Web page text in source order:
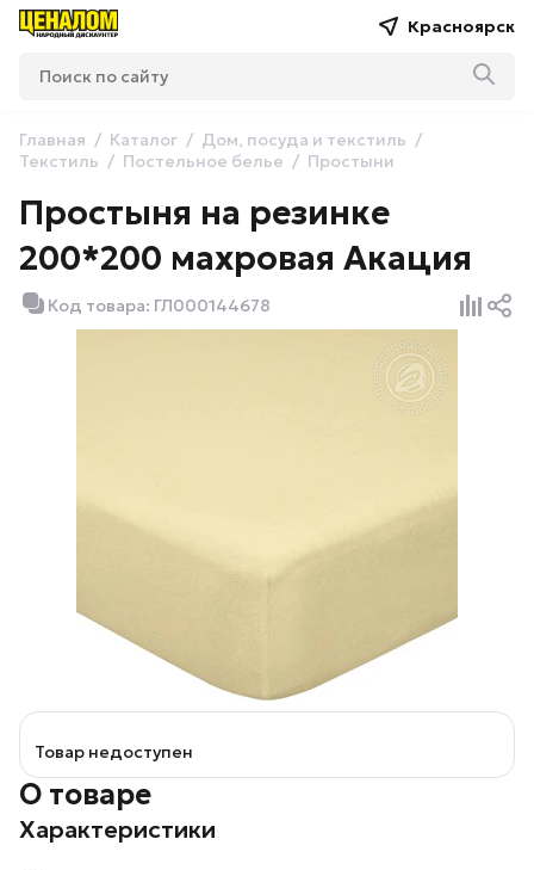
Красноярск
Главная Каталог
Дом, посуда и текстиль
Текстиль
Постельное белье Простыни
Простыня на резинке
200*200 махровая Акация
Код товара: ГЛ000144678
Товар недоступен
О товаре
Характеристики